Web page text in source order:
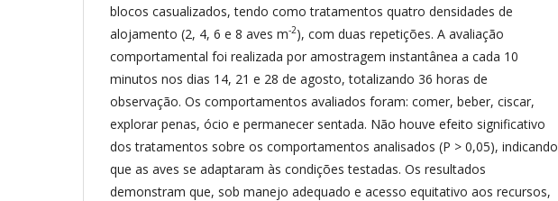
blocos casualizados, tendo como tratamentos quatro densidades de
alojamento (2, 4, 6 e 8 aves m-2), com duas repetições. A avaliação
comportamental foi realizada por amostragem instantânea a cada 10
minutos nos dias 14, 21 e 28 de agosto, totalizando 36 horas de
observação. Os comportamentos avaliados foram: comer, beber, ciscar,
explorar penas, ócio e permanecer sentada. Não houve efeito significativo
dos tratamentos sobre os comportamentos analisados (P > 0,05), indicando
que as aves se adaptaram às condições testadas. Os resultados
demonstram que, sob manejo adequado e acesso equitativo aos recursos,